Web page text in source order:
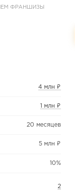
ФРАНШИЗЫ
4 млн ₽
1 млн ₽
20 месяцев
5 млн ₽
10%
2